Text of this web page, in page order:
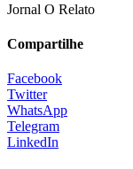
Jornal O Relato
Compartilhe
Facebook
Twitter
WhatsApp
Telegram
LinkedIn